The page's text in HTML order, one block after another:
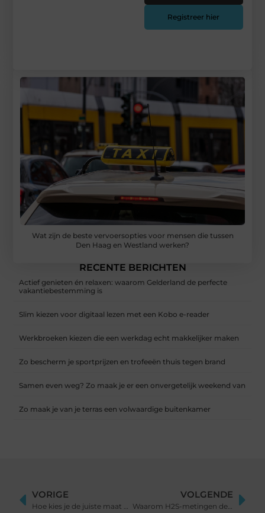
Wat zijn de beste vervoersopties voor mensen die tussen
Den Haag en Westland werken?
RECENTE BERICHTEN
Actief genieten én relaxen: waarom Gelderland de perfecte
vakantiebestemming is
Slim kiezen voor digitaal lezen met een Kobo e-reader
Werkbroeken kiezen die een werkdag echt makkelijker maken
Zo bescherm je sportprijzen en trofeeën thuis tegen brand
Samen even weg? Zo maak je er een onvergetelijk weekend van
Zo maak je van je terras een volwaardige buitenkamer
Registreer hier
VORIGE
Hoe kies je de juiste maat diamantboor?
VOLGENDE
Waarom H2S-metingen de basis vormen van elk geurbestrijdingstraject